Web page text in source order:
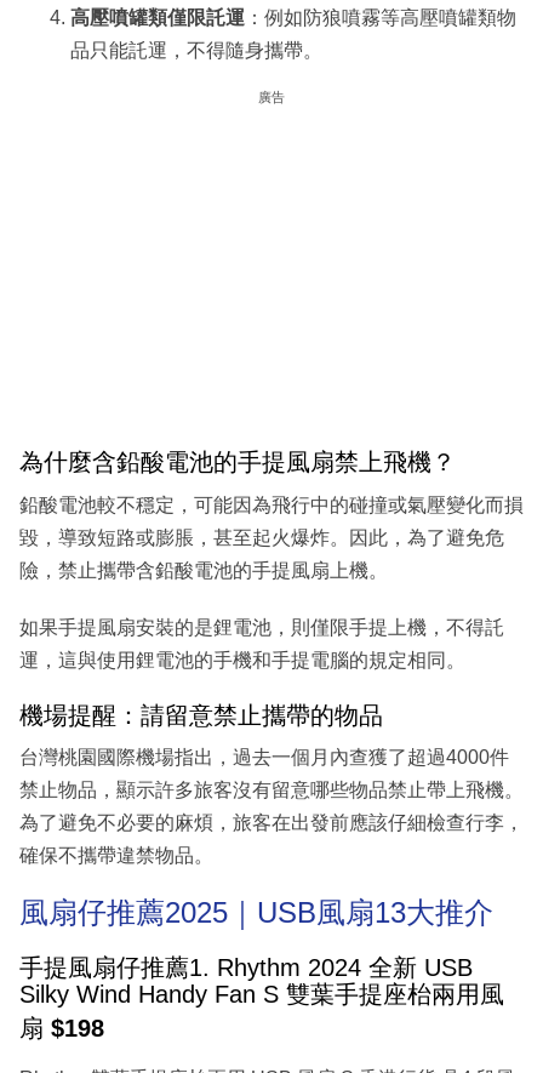
高壓噴罐類僅限託運 ：例如防狼噴霧等高壓噴罐類物
品只能託運，不得隨身攜帶。
廣告
為什麼含鉛酸電池的手提風扇禁上飛機？
鉛酸電池較不穩定，可能因為飛行中的碰撞或氣壓變化而損
毀，導致短路或膨脹，甚至起火爆炸。因此，為了避免危
險，禁止攜帶含鉛酸電池的手提風扇上機。
如果手提風扇安裝的是鋰電池，則僅限手提上機，不得託
運，這與使用鋰電池的手機和手提電腦的規定相同。
機場提醒：請留意禁止攜帶的物品
台灣桃園國際機場指出，過去一個月內查獲了超過4000件
禁止物品，顯示許多旅客沒有留意哪些物品禁止帶上飛機。
為了避免不必要的麻煩，旅客在出發前應該仔細檢查行李，
確保不攜帶違禁物品。
風扇仔推薦2025｜USB風扇13大推介
手提風扇仔推薦1. Rhythm 2024 全新 USB
Silky Wind Handy Fan S 雙葉手提座枱兩用風
扇 $198